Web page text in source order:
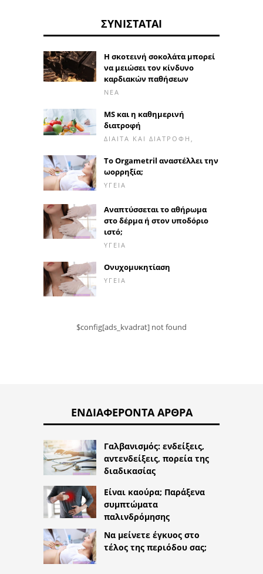
ΣΥΝΙΣΤΆΤΑΙ
Η σκοτεινή σοκολάτα μπορεί
να μειώσει τον κίνδυνο
καρδιακών παθήσεων
ΝΈΑ
MS και η καθημερινή
διατροφή
ΔΊΑΙΤΑ ΚΑΙ ΔΙΑΤΡΟΦΉ,
Το Orgametril αναστέλλει την
ωορρηξία;
ΥΓΕΊΑ
Αναπτύσσεται το αθήρωμα
στο δέρμα ή στον υποδόριο
ιστό;
ΥΓΕΊΑ
Ονυχομυκητίαση
ΥΓΕΊΑ
$config[ads_kvadrat] not found
ΕΝΔΙΑΦΈΡΟΝΤΑ ΆΡΘΡΑ
Γαλβανισμός: ενδείξεις,
αντενδείξεις, πορεία της
διαδικασίας
Είναι καούρα; Παράξενα
συμπτώματα
παλινδρόμησης
Να μείνετε έγκυος στο
τέλος της περιόδου σας;